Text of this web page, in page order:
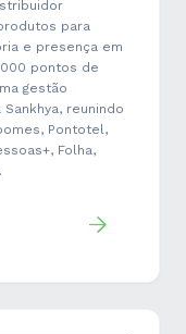
para
e presença em
pontos de
gestão
reunindo
Pontotel,
Folha,